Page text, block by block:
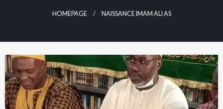
HOMEPAGE NAISSANCE IMAM ALI AS